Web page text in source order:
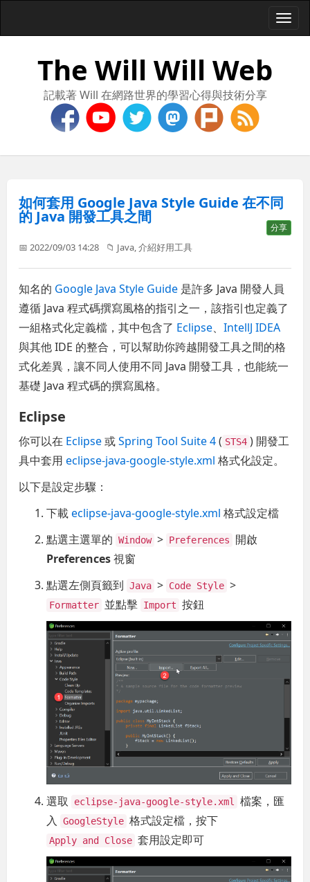
The Will Will Web
記載著 Will 在網路世界的學習心得與技術分享
如何套用 Google Java Style Guide 在不同
的 Java 開發工具之間
分享
📅 2022/09/03 14:28 📁 Java ,介紹好用工具
知名的 Google Java Style Guide 是許多 Java 開發人員
遵循 Java 程式碼撰寫風格的指引之一，該指引也定義了
一組格式化定義檔，其中包含了 Eclipse、IntellJ IDEA
與其他 IDE 的整合，可以幫助你跨越開發工具之間的格
式化差異，讓不同人使用不同 Java 開發工具，也能統一
基礎 Java 程式碼的撰寫風格。
Eclipse
你可以在 Eclipse或Spring Tool Suite 4( STS4 ) 開發工
具中套用eclipse-java-google-style.xml 格式化設定。
以下是設定步驟：
下載eclipse-java-google-style.xml 格式設定檔
點選主選單的 Window > Preferences
開啟
Preferences視窗
點選左側頁籤到 Java > Code Style >
Formatter 並點擊 Import 按鈕
選取 eclipse-java-google-style.xml
檔案，匯
入
GoogleStyle 格式設定檔，按下
Apply and Close 套用設定即可